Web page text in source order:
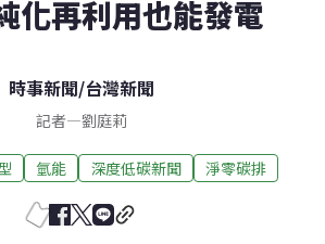
化再利用也能發電
時事新聞/台灣新聞
記者—劉庭莉
氫能 深度低碳新聞 淨零碳排